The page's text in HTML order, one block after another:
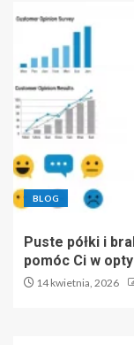
BLOG
Puste półki i
pomóc Ci w
14 kwietnia, 2026